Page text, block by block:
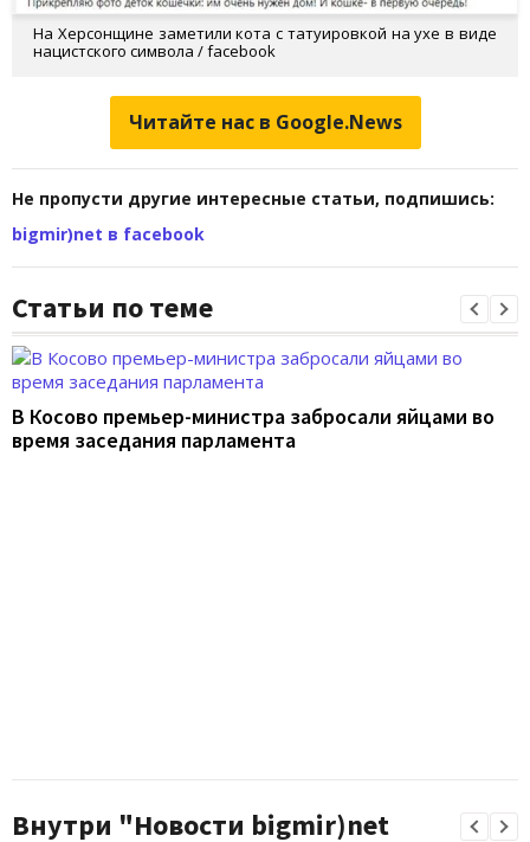
На Херсонщине заметили кота с татуировкой на ухе в виде
нацистского символа / facebook
Читайте нас в Google.News
Не пропусти другие интересные статьи, подпишись:
bigmir)net в facebook
Статьи по теме
В Косово премьер-министра забросали яйцами во
время заседания парламента
Внутри "Новости bigmir)net